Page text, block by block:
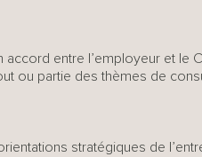
entre l’employeur et le
ou partie des thèmes de
stratégiques de